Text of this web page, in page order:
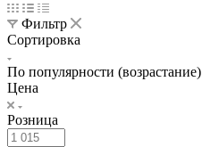
Фильтр
Сортировка
По популярности (возрастание)
Цена
Розница